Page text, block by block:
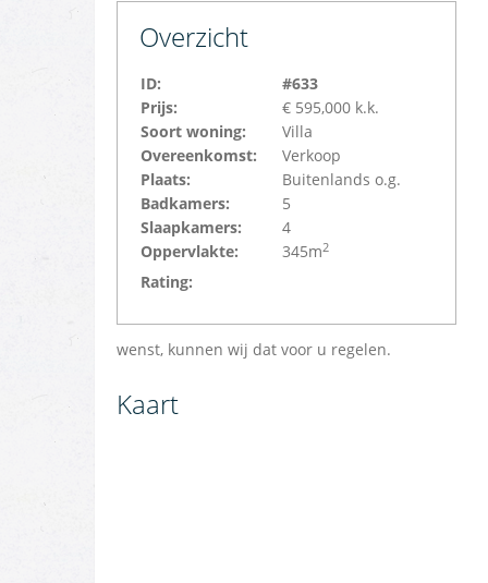
Overzicht
ID:
#633
Prijs:
€ 595,000 k.k.
Soort woning:
Villa
Overeenkomst:
Verkoop
Plaats:
Buitenlands o.g.
Badkamers:
5
Slaapkamers:
4
Oppervlakte:
345m2
Rating:
wenst, kunnen wij dat voor u regelen.
Kaart